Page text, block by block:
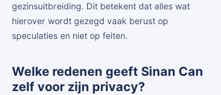
gezinsuitbreiding. Dit betekent dat alles wat
hierover wordt gezegd vaak berust op
speculaties en niet op feiten.
Welke redenen geeft Sinan Can
zelf voor zijn privacy?